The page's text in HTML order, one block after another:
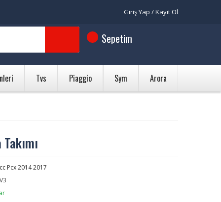
Giriş Yap / Kayıt Ol
Sepetim
Tvs Piaggio Sym Arora
Pcx 2014 2017